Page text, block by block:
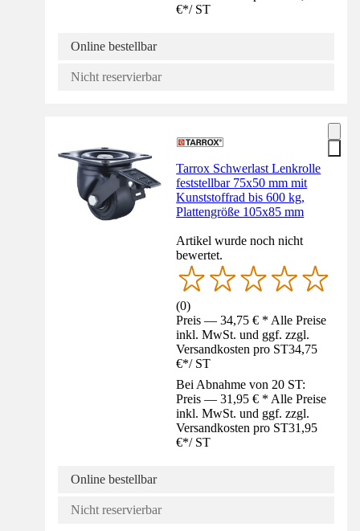
€*/ ST
Online bestellbar
Nicht reservierbar
Tarrox Schwerlast Lenkrolle
feststellbar 75x50 mm mit
Kunststoffrad bis 600 kg,
Plattengröße 105x85 mm
Artikel wurde noch nicht
bewertet.
(0)
Preis — 34,75 € * Alle Preise
inkl. MwSt. und ggf. zzgl.
Versandkosten pro ST34,75
€*/ ST
Bei Abnahme von 20 ST:
Preis — 31,95 € * Alle Preise
inkl. MwSt. und ggf. zzgl.
Versandkosten pro ST31,95
€*/ ST
Online bestellbar
Nicht reservierbar